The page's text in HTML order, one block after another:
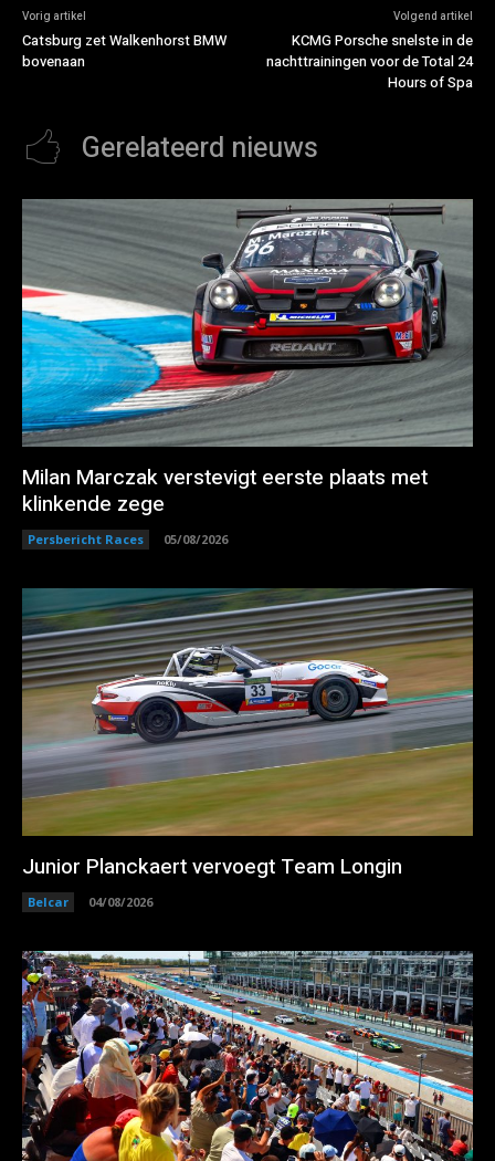
Vorig artikel
Catsburg zet Walkenhorst BMW
bovenaan
Volgend artikel
KCMG Porsche snelste in de
nachttrainingen voor de Total 24
Hours of Spa
Gerelateerd nieuws
Milan Marczak verstevigt eerste plaats met
klinkende zege
Persbericht Races 05/08/2026
Junior Planckaert vervoegt Team Longin
Belcar 04/08/2026